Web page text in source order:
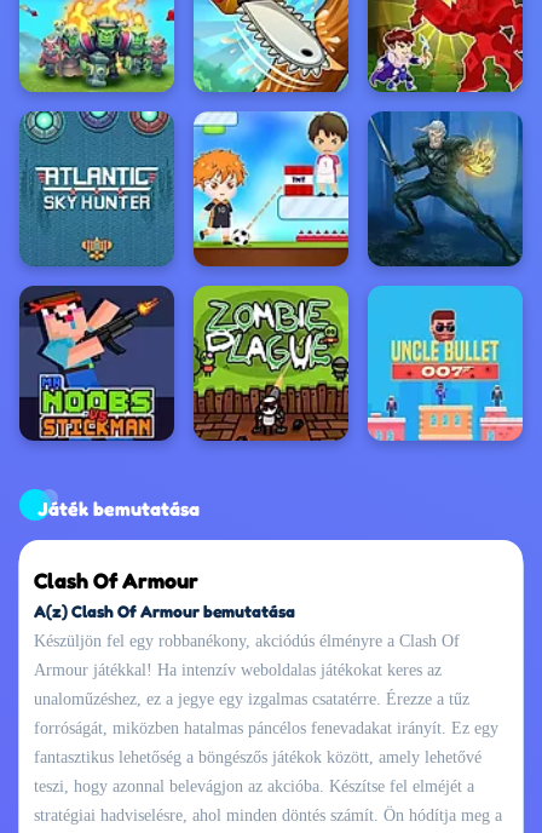
Játék bemutatása
Clash Of Armour
A(z) Clash Of Armour bemutatása
Készüljön fel egy robbanékony, akciódús élményre a Clash Of
Armour játékkal! Ha intenzív weboldalas játékokat keres az
unaloműzéshez, ez a jegye egy izgalmas csatatérre. Érezze a tűz
forróságát, miközben hatalmas páncélos fenevadakat irányít. Ez egy
fantasztikus lehetőség a böngészős játékok között, amely lehetővé
teszi, hogy azonnal belevágjon az akcióba. Készítse fel elméjét a
stratégiai hadviselésre, ahol minden döntés számít. Ön hódítja meg a